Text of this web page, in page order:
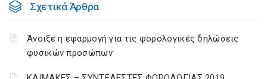
Σχετικά Άρθρα
Άνοιξε η εφαρμογή για τις φορολογικές δηλώσεις
φυσικών προσώπων